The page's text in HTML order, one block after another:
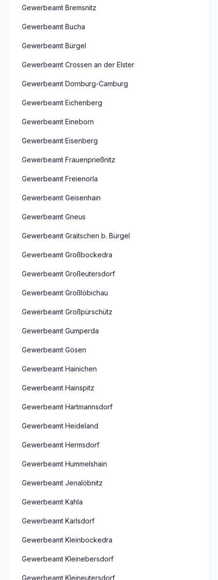
Gewerbeamt Bremsnitz
Gewerbeamt Bucha
Gewerbeamt Bürgel
Gewerbeamt Crossen an der Elster
Gewerbeamt Dornburg-Camburg
Gewerbeamt Eichenberg
Gewerbeamt Eineborn
Gewerbeamt Eisenberg
Gewerbeamt Frauenprießnitz
Gewerbeamt Freienorla
Gewerbeamt Geisenhain
Gewerbeamt Gneus
Gewerbeamt Graitschen b. Bürgel
Gewerbeamt Großbockedra
Gewerbeamt Großeutersdorf
Gewerbeamt Großlöbichau
Gewerbeamt Großpürschütz
Gewerbeamt Gumperda
Gewerbeamt Gösen
Gewerbeamt Hainichen
Gewerbeamt Hainspitz
Gewerbeamt Hartmannsdorf
Gewerbeamt Heideland
Gewerbeamt Hermsdorf
Gewerbeamt Hummelshain
Gewerbeamt Jenalöbnitz
Gewerbeamt Kahla
Gewerbeamt Karlsdorf
Gewerbeamt Kleinbockedra
Gewerbeamt Kleinebersdorf
Gewerbeamt Kleineutersdorf